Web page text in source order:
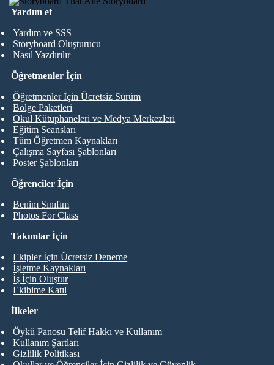
Yardım et
Yardım ve SSS
Storyboard Oluşturucu
Nasıl Yazdırılır
Öğrenciler İçin
Benim Sınıfım
Photos For Class
Öğretmenler İçin
Öğretmenler İçin Ücretsiz Sürüm
Bölge Paketleri
Okul Kütüphaneleri ve Medya Merkezleri
Eğitim Seansları
Tüm Öğretmen Kaynakları
Çalışma Sayfası Şablonları
Poster Şablonları
Takımlar İçin
Ekipler İçin Ücretsiz Deneme
İşletme Kaynakları
İş İçin Oluştur
Ekibime Katıl
İlkeler
Öykü Panosu Telif Hakkı ve Kullanım
Kullanım Şartları
Gizlilik Politikası